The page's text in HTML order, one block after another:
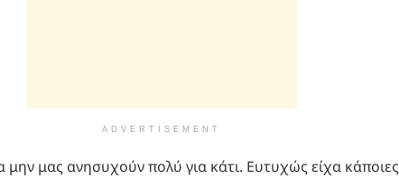
ADVERTISEMENT
μην μας ανησυχούν πολύ για κάτι. Ευτυχώς είχα κάποιες